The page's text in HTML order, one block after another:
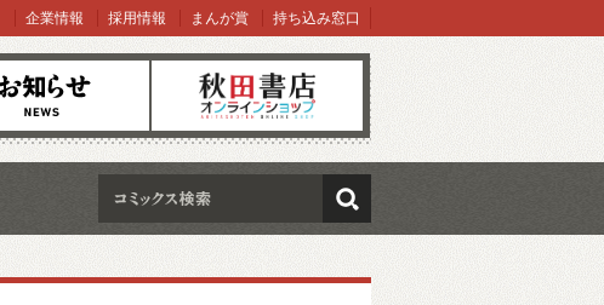
オンラインショップ
企業情報 採用情報 まんが賞 持ち込み窓口
検索